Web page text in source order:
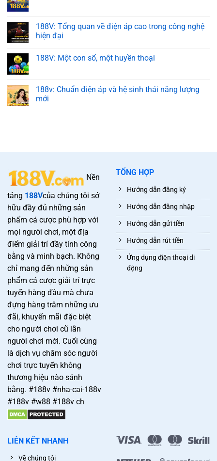
188V: Tổng quan về điện áp cao trong công nghệ
hiện đại
188V: Một con số, một huyền thoại
188v: Chuẩn điện áp và hệ sinh thái năng lượng
mới
Nền
tảng 188Vcủa chúng tôi sở
hữu đầy đủ những sản
phẩm cá cược phù hợp với
mọi người chơi, một địa
điểm giải trí đầy tính công
bằng và minh bạch. Không
chỉ mang đến những sản
phẩm cá cược giải trí trực
tuyến hàng đầu mà chưa
đựng hàng trăm những ưu
đãi, khuyến mãi đặc biệt
cho người chơi cũ lẫn
người chơi mới. Cuối cùng
là dịch vụ chăm sóc người
chơi trực tuyến không
thương hiệu nào sánh
bằng. #188v #nha-cai-188v
#188v #w88 #188v ch
TỔNG HỢP
Hướng dẫn đăng ký
Hướng dẫn đăng nhập
Hướng dẫn gửi tiền
Hướng dẫn rút tiền
Ứng dụng điện thoại di
động
LIÊN KẾT NHANH
Về chúng tôị